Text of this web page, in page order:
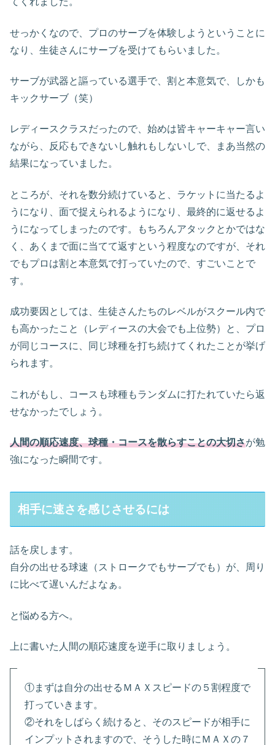
せっかくなので、プロのサーブを体験しようということに
なり、生徒さんにサーブを受けてもらいました。
サーブが武器と謳っている選手で、割と本意気で、しかも
キックサーブ（笑）
レディースクラスだったので、始めは皆キャーキャー言い
ながら、反応もできないし触れもしないしで、まあ当然の
結果になっていました。
ところが、それを数分続けていると、ラケットに当たるよ
うになり、面で捉えられるようになり、最終的に返せるよ
うになってしまったのです。もちろんアタックとかではな
く、あくまで面に当てて返すという程度なのですが、それ
でもプロは割と本意気で打っていたので、すごいことで
す。
成功要因としては、生徒さんたちのレベルがスクール内で
も高かったこと（レディースの大会でも上位勢）と、プロ
が同じコースに、同じ球種を打ち続けてくれたことが挙げ
られます。
これがもし、コースも球種もランダムに打たれていたら返
せなかったでしょう。
人間の順応速度、球種・コースを散らすことの大切さが勉
強になった瞬間です。
相手に速さを感じさせるには
話を戻します。
自分の出せる球速（ストロークでもサーブでも）が、周り
に比べて遅いんだよなぁ。
と悩める方へ。
上に書いた人間の順応速度を逆手に取りましょう。
①まずは自分の出せるＭＡＸスピードの５割程度で
打っていきます。
②それをしばらく続けると、そのスピードが相手に
インプットされますので、そうした時にＭＡＸの７